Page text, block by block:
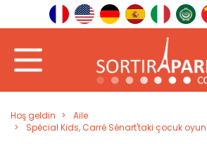
Hoş geldin
Aile
Spécial Kids, Carré Sénart'taki çocuk oyun